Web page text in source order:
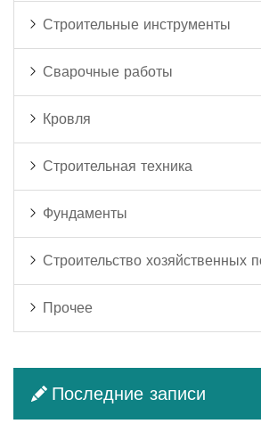
Строительные инструменты
Сварочные работы
Кровля
Строительная техника
Фундаменты
Строительство хозяйственных
Прочее
Последние записи